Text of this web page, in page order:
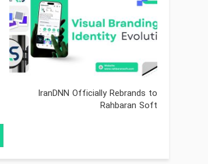
IranDNN Officially Rebrands to
Rahbaran Soft